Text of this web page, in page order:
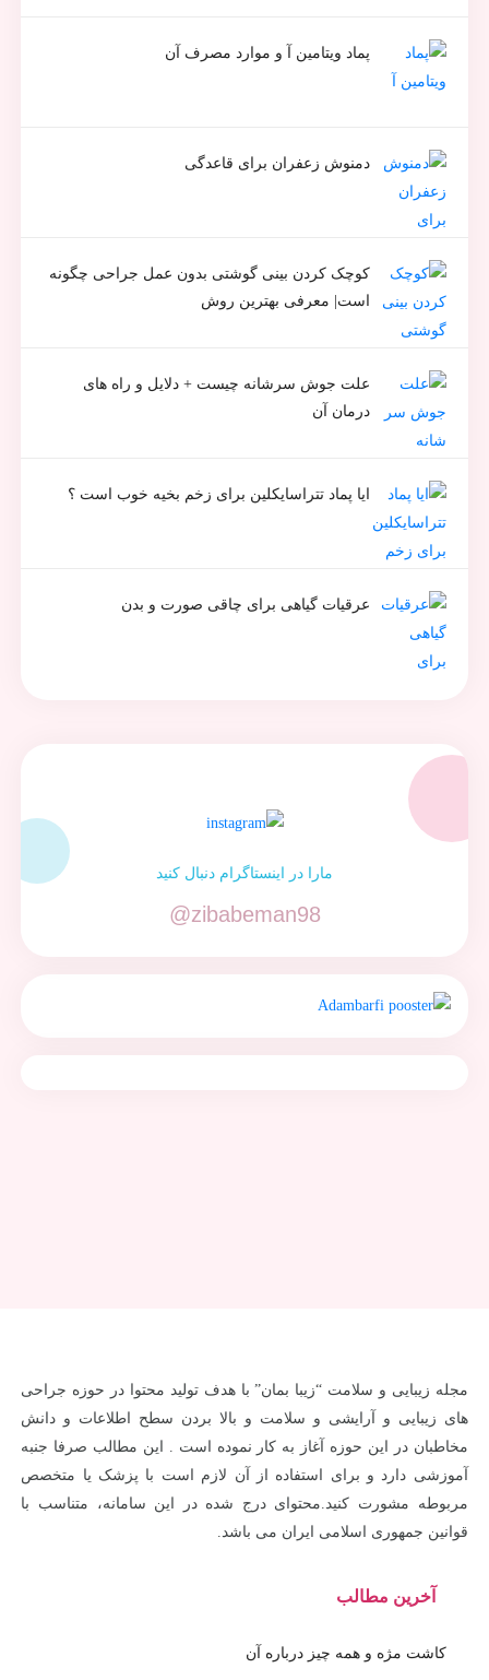
پماد ویتامین آ و موارد مصرف آن
دمنوش زعفران برای قاعدگی
کوچک کردن بینی گوشتی بدون عمل جراحی چگونه
است| معرفی بهترین روش
علت جوش سرشانه چیست + دلایل و راه های
درمان آن
ایا پماد تتراسایکلین برای زخم بخیه خوب است ؟
عرقیات گیاهی برای چاقی صورت و بدن
مارا در اینستاگرام دنبال کنید
@zibabeman98
مجله زیبایی و سلامت “زیبا بمان” با هدف تولید محتوا در حوزه جراحی
های زیبایی و آرایشی و سلامت و بالا بردن سطح اطلاعات و دانش
مخاطبان در این حوزه آغاز به کار نموده است . این مطالب صرفا جنبه
آموزشی دارد و برای استفاده از آن لازم است با پزشک یا متخصص
مربوطه مشورت کنید.محتوای درج شده در این سامانه، متناسب با
قوانین جمهوری اسلامی ایران می باشد.
آخرین مطالب
کاشت مژه و همه چیز درباره آن